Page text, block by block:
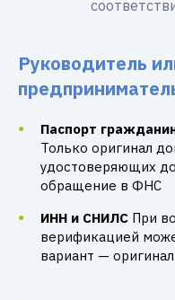
Руководитель
Паспорт
Только оригинал
удостоверяющих
обращение в ФНС
ИНН и СНИЛС При
верификацией
вариант —